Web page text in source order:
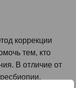
коррекции
тем, кто
В отличие от